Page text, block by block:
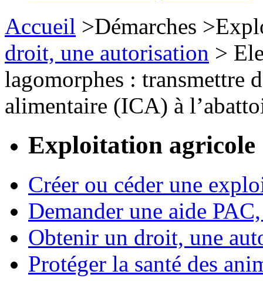
Accueil >Démarches >
droit, une autorisation >
lagomorphes : transmettre
alimentaire (ICA) à
Exploitation agricole
Créer ou céder une
Demander une aide
Obtenir un droit, une
Protéger la santé des